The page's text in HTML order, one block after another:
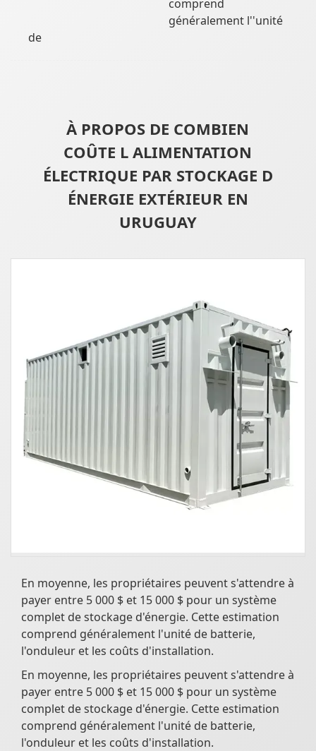
comprend
généralement l''unité
de
À PROPOS DE COMBIEN
COÛTE L ALIMENTATION
ÉLECTRIQUE PAR STOCKAGE D
ÉNERGIE EXTÉRIEUR EN
URUGUAY
En moyenne, les propriétaires peuvent s'attendre à
payer entre 5 000 $ et 15 000 $ pour un système
complet de stockage d'énergie. Cette estimation
comprend généralement l'unité de batterie,
l'onduleur et les coûts d'installation.
En moyenne, les propriétaires peuvent s'attendre à
payer entre 5 000 $ et 15 000 $ pour un système
complet de stockage d'énergie. Cette estimation
comprend généralement l'unité de batterie,
l'onduleur et les coûts d'installation.